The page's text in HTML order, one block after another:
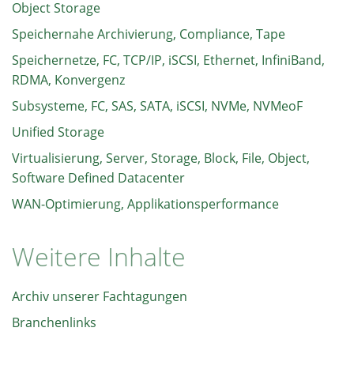
Object Storage
Speichernahe Archivierung, Compliance, Tape
Speichernetze, FC, TCP/IP, iSCSI, Ethernet, InfiniBand,
RDMA, Konvergenz
Subsysteme, FC, SAS, SATA, iSCSI, NVMe, NVMeoF
Unified Storage
Virtualisierung, Server, Storage, Block, File, Object,
Software Defined Datacenter
WAN-Optimierung, Applikationsperformance
Weitere Inhalte
Archiv unserer Fachtagungen
Branchenlinks